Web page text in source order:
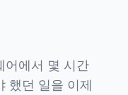
어에서 몇 시간
했던 일을 이제